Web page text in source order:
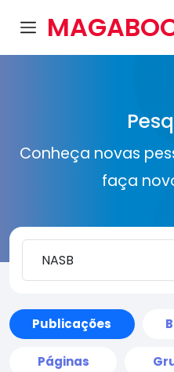
Conheça novas
faça
Publicações
Páginas